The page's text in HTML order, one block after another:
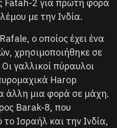
Fatah-2 για πρώτη φορά
με την Ινδία.
ο οποίος έχει ένα
χρησιμοποιήθηκε σε
γαλλικοί πύραυλοι
Harop
άλλη μια φορά σε μάχη.
Barak-8, που
Ισραήλ και την Ινδία,